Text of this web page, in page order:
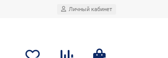
Личный кабинет